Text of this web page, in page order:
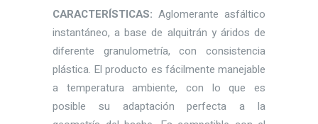
CARACTERÍSTICAS: Aglomerante asfáltico
instantáneo, a base de alquitrán y áridos de
diferente granulometría, con consistencia
plástica. El producto es fácilmente manejable
a temperatura ambiente, con lo que es
posible su adaptación perfecta a la